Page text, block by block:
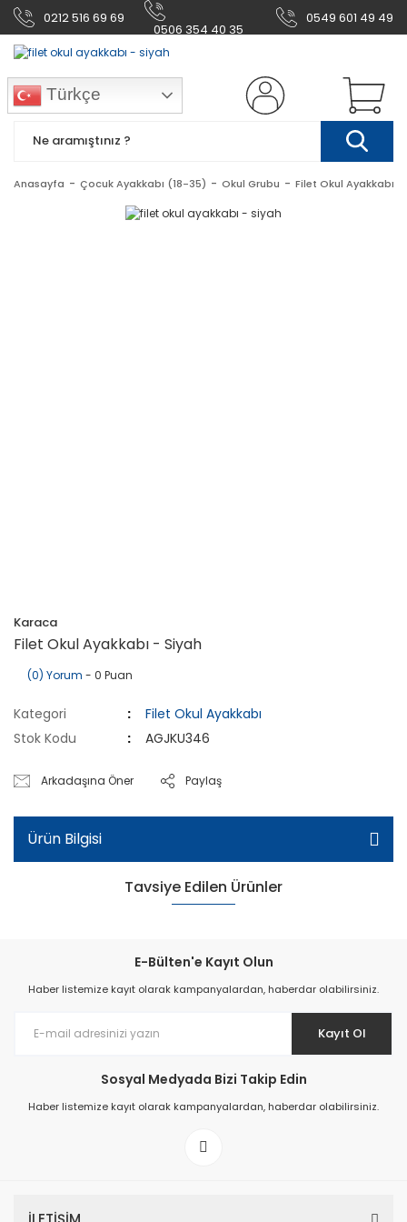
0212 516 69 69
0506 354 40 35
0549 601 49 49
Türkçe
Anasayfa Çocuk Ayakkabı (18-35) Okul Grubu Filet Okul Ayakkabı
Karaca
Filet Okul Ayakkabı - Siyah
(0) Yorum - 0 Puan
Kategori
Filet Okul Ayakkabı
Stok Kodu
AGJKU346
Arkadaşına Öner Paylaş
Ürün Bilgisi
Tavsiye Edilen Ürünler
Filet Okul Ayakkabı - Bej
E-Bülten'e Kayıt Olun
Haber listemize kayıt olarak kampanyalardan, haberdar olabilirsiniz.
Kayıt Ol
Sosyal Medyada Bizi Takip Edin
Haber listemize kayıt olarak kampanyalardan, haberdar olabilirsiniz.